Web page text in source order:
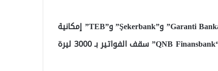
بدورها وفرت بنوك “Denizbank” و”Alternatif Bank” و”Garanti Bankası” و”Şekerbank” و”TEB” إمكانية
تقسيط كافة الفواتير على شهرين فقط، فيما حدد بنك “QNB Finansbank” سقف الفواتير بـ 3000 ليرة